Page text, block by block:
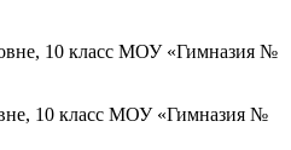
10 класс МОУ «Гимназия №
10 класс МОУ «Гимназия №